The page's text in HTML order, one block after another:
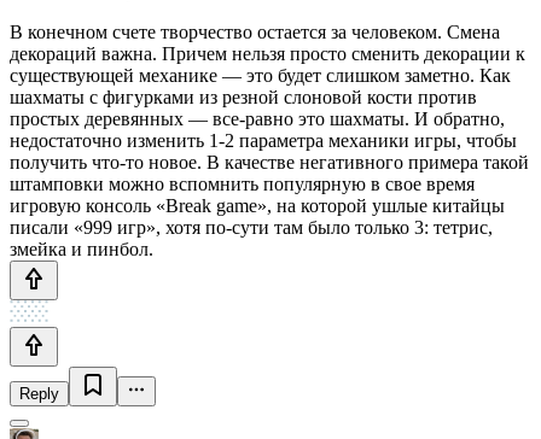
В конечном счете творчество остается за человеком. Смена
декораций важна. Причем нельзя просто сменить декорации к
существующей механике — это будет слишком заметно. Как
шахматы с фигурками из резной слоновой кости против
простых деревянных — все-равно это шахматы. И обратно,
недостаточно изменить 1-2 параметра механики игры, чтобы
получить что-то новое. В качестве негативного примера такой
штамповки можно вспомнить популярную в свое время
игровую консоль «Break game», на которой ушлые китайцы
писали «999 игр», хотя по-сути там было только 3: тетрис,
змейка и пинбол.
Reply